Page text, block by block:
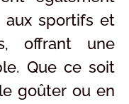
aux sportifs et
offrant une
Que ce soit
goûter ou en